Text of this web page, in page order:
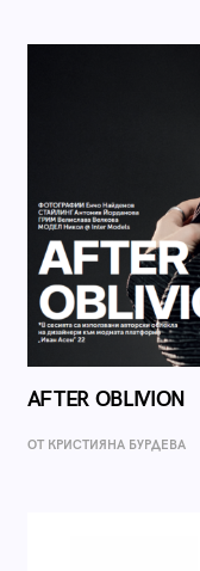
AFTER OBLIVION
ОТ КРИСТИЯНА БУРДЕВА